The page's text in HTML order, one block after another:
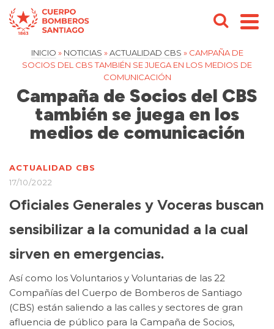
INICIO » NOTICIAS » ACTUALIDAD CBS » CAMPAÑA DE
SOCIOS DEL CBS TAMBIÉN SE JUEGA EN LOS MEDIOS DE
COMUNICACIÓN
Campaña de Socios del CBS
también se juega en los
medios de comunicación
ACTUALIDAD CBS
17/10/2022
Oficiales Generales y Voceras buscan
sensibilizar a la comunidad a la cual
sirven en emergencias.
Así como los Voluntarios y Voluntarias de las 22
Compañías del Cuerpo de Bomberos de Santiago
(CBS) están saliendo a las calles y sectores de gran
afluencia de público para la Campaña de Socios,